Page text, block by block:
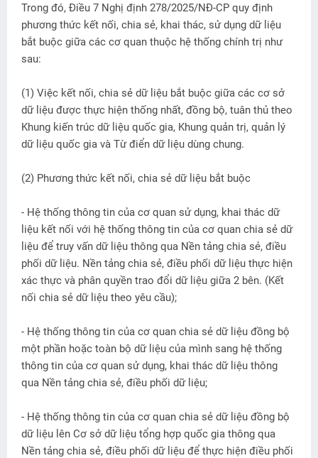
Trong đó, Điều 7 Nghị định 278/2025/NĐ-CP quy định
phương thức kết nối, chia sẻ, khai thác, sử dụng dữ liệu
bắt buộc giữa các cơ quan thuộc hệ thống chính trị như
sau:
(1) Việc kết nối, chia sẻ dữ liệu bắt buộc giữa các cơ sở
dữ liệu được thực hiện thống nhất, đồng bộ, tuân thủ theo
Khung kiến trúc dữ liệu quốc gia, Khung quản trị, quản lý
dữ liệu quốc gia và Từ điển dữ liệu dùng chung.
(2) Phương thức kết nối, chia sẻ dữ liệu bắt buộc
- Hệ thống thông tin của cơ quan sử dụng, khai thác dữ
liệu kết nối với hệ thống thông tin của cơ quan chia sẻ dữ
liệu để truy vấn dữ liệu thông qua Nền tảng chia sẻ, điều
phối dữ liệu. Nền tảng chia sẻ, điều phối dữ liệu thực hiện
xác thực và phân quyền trao đổi dữ liệu giữa 2 bên. (Kết
nối chia sẻ dữ liệu theo yêu cầu);
- Hệ thống thông tin của cơ quan chia sẻ dữ liệu đồng bộ
một phần hoặc toàn bộ dữ liệu của mình sang hệ thống
thông tin của cơ quan sử dụng, khai thác dữ liệu thông
qua Nền tảng chia sẻ, điều phối dữ liệu;
- Hệ thống thông tin của cơ quan chia sẻ dữ liệu đồng bộ
dữ liệu lên Cơ sở dữ liệu tổng hợp quốc gia thông qua
Nền tảng chia sẻ, điều phối dữ liệu để thực hiện điều phối